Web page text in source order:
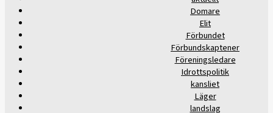
Domare
Elit
Förbundet
Förbundskaptener
Föreningsledare
Idrottspolitik
kansliet
Läger
landslag